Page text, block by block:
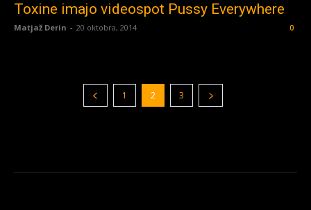
Toxine imajo videospot Pussy Everywhere
Matjaž Derin - 20 oktobra, 2014 0
1 2 3